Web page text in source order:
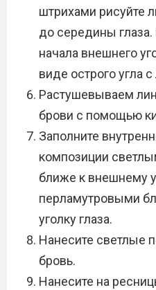
штрихами рисуйте
до середины глаза.
начала внешнего
виде острого угла
Растушевываем
брови с помощью
Заполните
композиции
ближе к внешнему
перламутровыми
уголку глаза.
Нанесите светлые
бровь.
Нанесите на